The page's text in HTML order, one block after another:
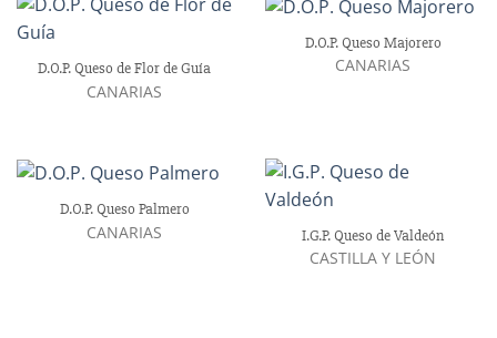
D.O.P. Queso de Flor de Guía
CANARIAS
D.O.P. Queso Majorero
CANARIAS
D.O.P. Queso Palmero
CANARIAS I.G.P. Queso de Valdeón
CASTILLA Y LEÓN